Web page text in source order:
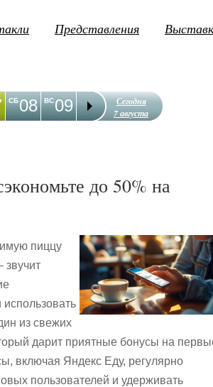
Представления
08
СБ 09
ВС 10
ПН 11
ВТ 12
СР
Сегодня
7 августа
до 50% на
пиццу
звучит
из свежих
дарит приятные бонусы на
включая Яндекс Еду, регулярно
пользователей и удерживать